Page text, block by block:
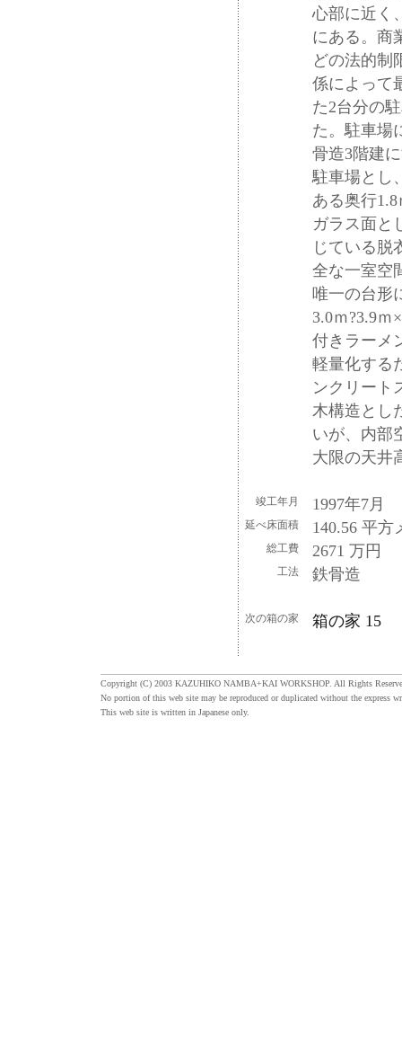
心部に近く
にある。商
どの法的制
係によって
た2台分の
た。駐車場
骨造3階建
駐車場とし
ある奥行
ガラス面と
じている脱
全な一室空
唯一の台形
3.0ｍ?3.9
付きラーメ
軽量化する
ンクリート
木構造とし
いが、内部
大限の天井
竣工年月 1997年7月
延べ床面積 140.56 平方
総工費 2671 万円
工法 鉄骨造
次の箱の家 箱の家 15
Copyright (C) 2003 KAZUHIKO NAMBA+KAI WORKSHOP. All Rights
No portion of this web site may be reproduced or duplicated without the express
This web site is written in Japanese only.